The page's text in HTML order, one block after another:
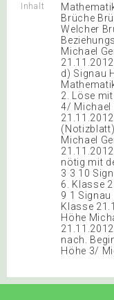
Inhalt
Brüche
Welcher
Michael
d) Signau
2. Löse
4/ Michael
Michael
nötig mit
3 3 10
6. Klasse
9 1 Signau
Klasse
Höhe
nach.
Höhe 3/